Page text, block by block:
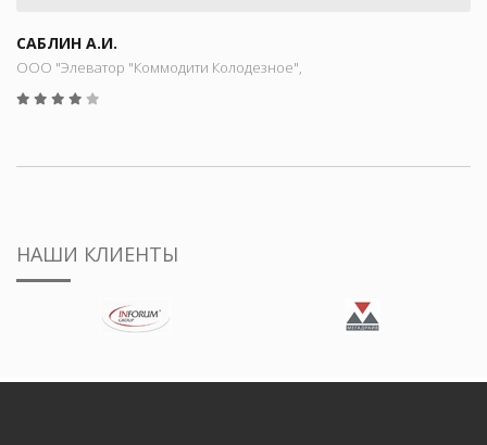
САБЛИН А.И.
ООО "Элеватор "Коммодити Колодезное",
НАШИ КЛИЕНТЫ